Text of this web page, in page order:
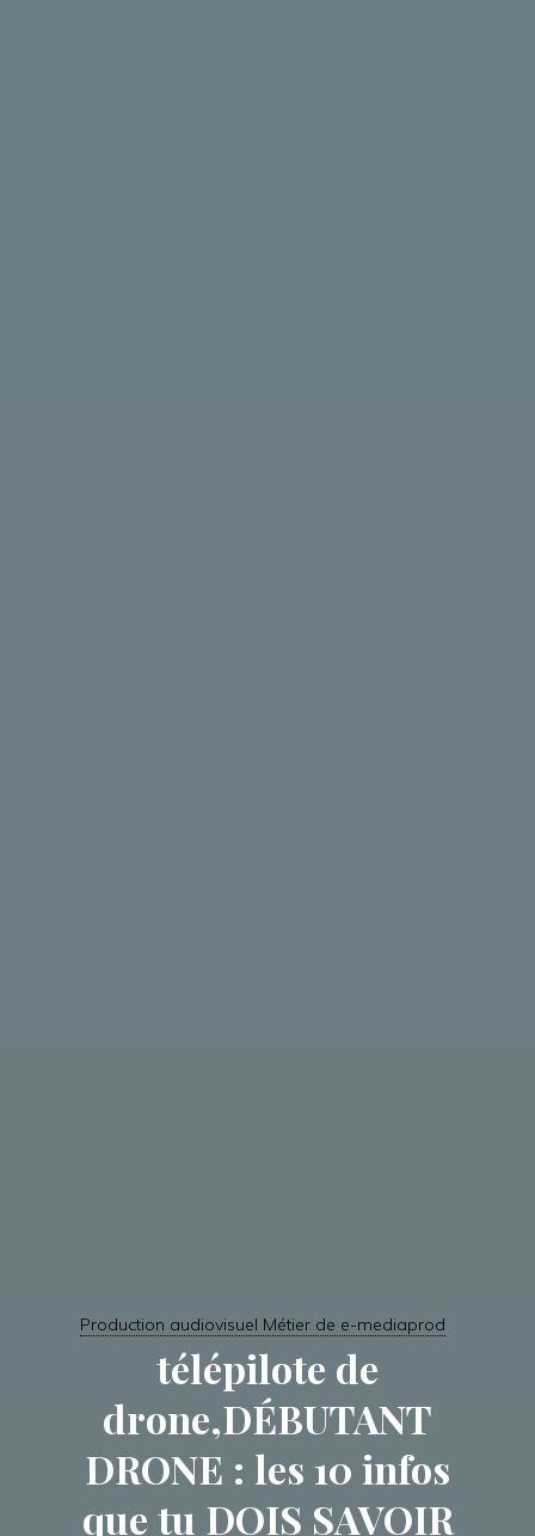
Production audiovisuel Métier de e-mediaprod
télépilote de
drone,DÉBUTANT
DRONE : les 10 infos
que tu DOIS SAVOIR